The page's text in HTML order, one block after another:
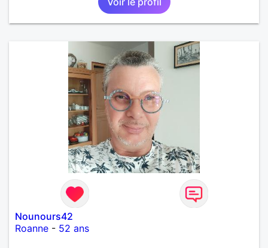
Nounours42
Roanne - 52 ans